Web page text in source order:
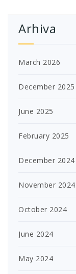
Arhiva
March 2026
December 2025
June 2025
February 2025
December 2024
November 2024
October 2024
June 2024
May 2024